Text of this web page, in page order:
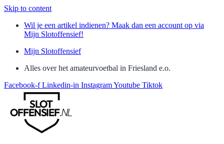
Skip to content
Wil je een artikel indienen? Maak dan een account op via
Mijn Slotoffensief!
Mijn Slotoffensief
Alles over het amateurvoetbal in Friesland e.o.
Facebook-f Linkedin-in InstagramYoutube Tiktok